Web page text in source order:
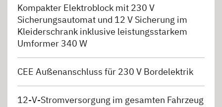
Kompakter Elektroblock mit 230 V
Sicherungsautomat und 12 V Sicherung im
Kleiderschrank inklusive leistungsstarkem
Umformer 340 W
CEE Außenanschluss für 230 V Bordelektrik
12-V-Stromversorgung im gesamten Fahrzeug